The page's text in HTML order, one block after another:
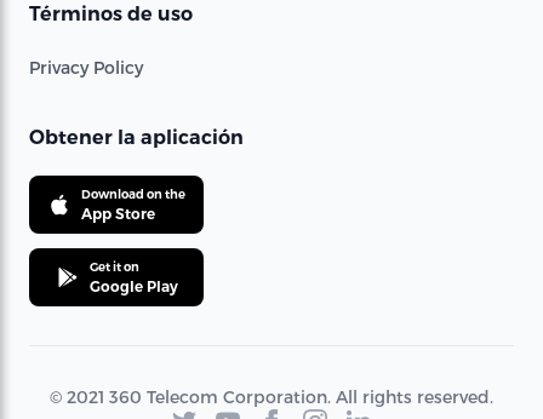
Términos de uso
Privacy Policy
Obtener la aplicación
Download on the
App Store
Get it on
Google Play
© 2021 360 Telecom Corporation. All rights reserved.